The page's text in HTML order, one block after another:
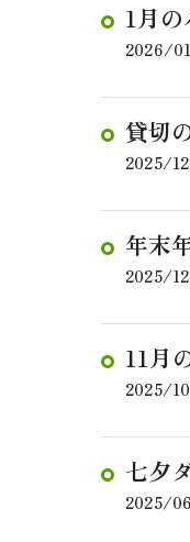
1月
2026/
貸切
2025/
年末
2025/
11月
2025/
七夕
2025/